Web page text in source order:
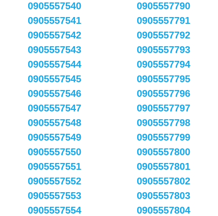
0905557540
0905557541
0905557542
0905557543
0905557544
0905557545
0905557546
0905557547
0905557548
0905557549
0905557550
0905557551
0905557552
0905557553
0905557554
0905557790
0905557791
0905557792
0905557793
0905557794
0905557795
0905557796
0905557797
0905557798
0905557799
0905557800
0905557801
0905557802
0905557803
0905557804